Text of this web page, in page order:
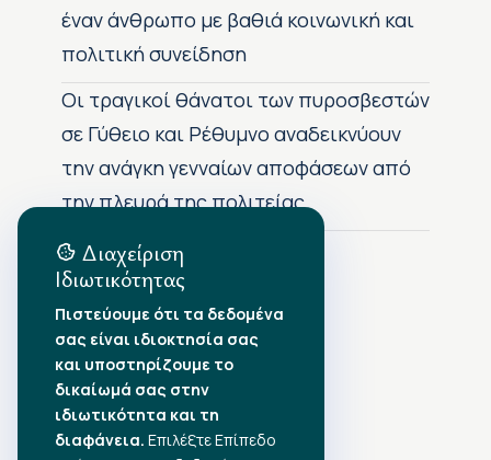
έναν άνθρωπο με βαθιά κοινωνική και
πολιτική συνείδηση
Οι τραγικοί θάνατοι των πυροσβεστών
σε Γύθειο και Ρέθυμνο αναδεικνύουν
την ανάγκη γενναίων αποφάσεων από
την πλευρά της πολιτείας
Αρχείο Δημοσιεύσεων
•Αύγουστος 2026
•Ιούλιος 2026
•Ιούνιος 2026
•Μάιος 2026
•Απρίλιος 2026
Διαχείριση
Ιδιωτικότητας
Πιστεύουμε ότι τα δεδομένα
σας είναι ιδιοκτησία σας
και υποστηρίζουμε το
δικαίωμά σας στην
ιδιωτικότητα και τη
διαφάνεια. Επιλέξτε Επίπεδο